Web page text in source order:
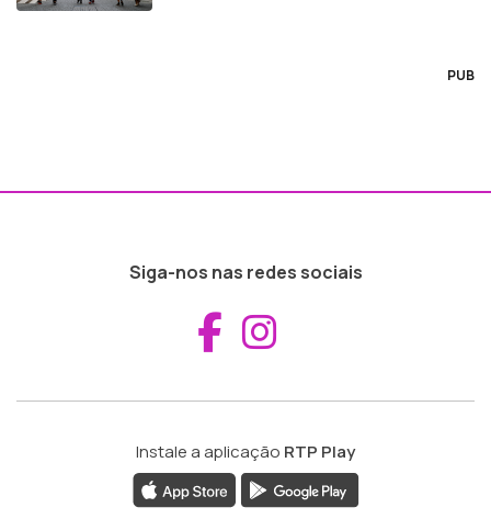
PUB
Siga-nos nas redes sociais
Aceder ao
Instale a aplicação RTP Play